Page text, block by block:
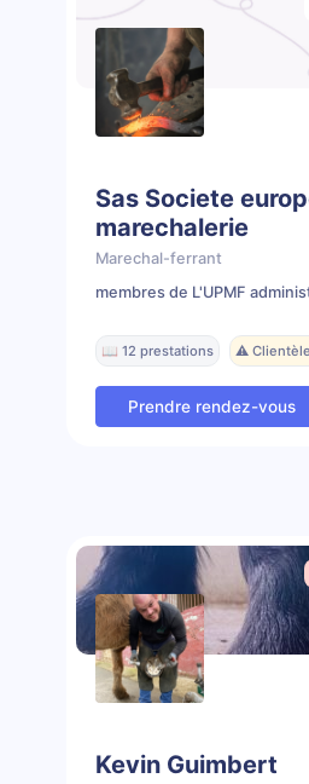
Sas Societe
marechalerie
Marechal-ferrant
membres de L'UPMF
📖 12 prestations ⚠️
Prendre rendez-vous
Kevin Guimbert